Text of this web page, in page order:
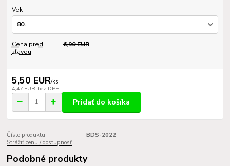
Vek
Cena pred
zľavou
6,90 EUR
5,50 EUR/ks
4,47 EUR bez DPH
Pridať do košíka
Číslo produktu:
BDS-2022
Strážiť cenu / dostupnosť
Podobné produkty